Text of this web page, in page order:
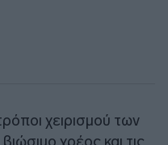
χειρισμού των
χρέος και τις